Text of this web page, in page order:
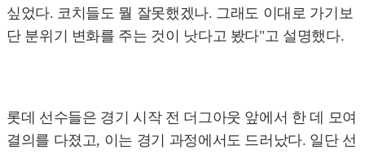
싶었다. 코치들도 뭘 잘못했겠나. 그래도 이대로 가기보
단 분위기 변화를 주는 것이 낫다고 봤다"고 설명했다.
롯데 선수들은 경기 시작 전 더그아웃 앞에서 한 데 모여
결의를 다졌고, 이는 경기 과정에서도 드러났다. 일단 선